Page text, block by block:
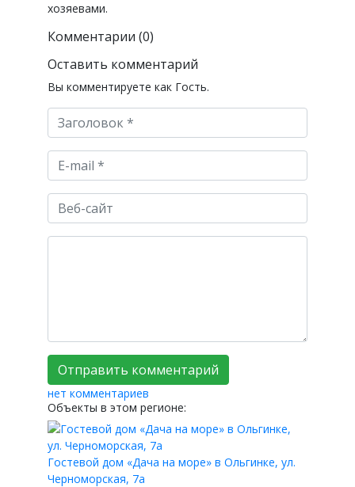
хозяевами.
Комментарии (0)
Оставить комментарий
Вы комментируете как Гость.
нет комментариев
Объекты в этом регионе:
Гостевой дом «Дача на море» в Ольгинке, ул.
Черноморская, 7а